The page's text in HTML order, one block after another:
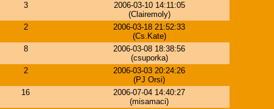
3
2006-03-10 14:11:05
(Clairemoly)
2
2006-03-18 21:52:33
(Cs.Kate)
8
2006-03-08 18:38:56
(csuporka)
2
2006-03-03 20:24:26
(PJ Orsi)
16
2006-07-04 14:40:27
(misamaci)